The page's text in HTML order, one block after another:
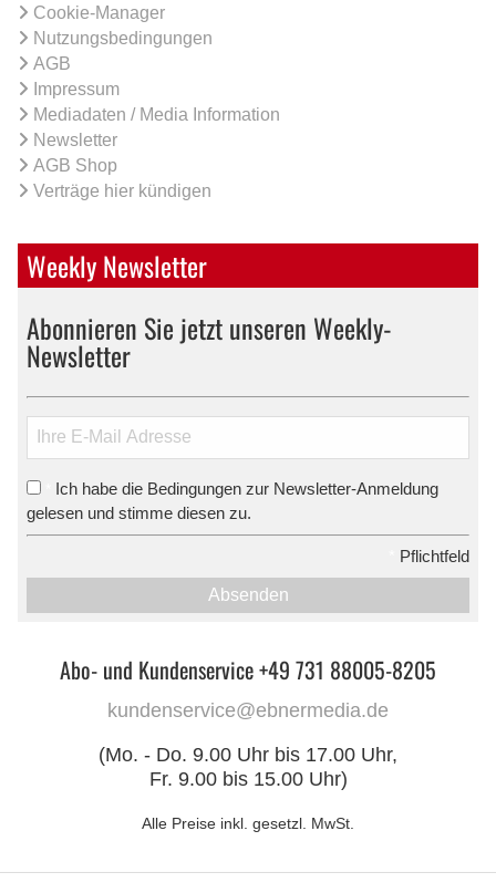
Cookie-Manager
Nutzungsbedingungen
AGB
Impressum
Mediadaten / Media Information
Newsletter
AGB Shop
Verträge hier kündigen
Weekly Newsletter
Abonnieren Sie jetzt unseren Weekly-
Newsletter
Ich habe die Bedingungen zur Newsletter-Anmeldung
gelesen und stimme diesen zu.
Pflichtfeld
Absenden
Abo- und Kundenservice +49 731 88005-8205
kundenservice@ebnermedia.de
(Mo. - Do. 9.00 Uhr bis 17.00 Uhr,
Fr. 9.00 bis 15.00 Uhr)
Alle Preise inkl. gesetzl. MwSt.